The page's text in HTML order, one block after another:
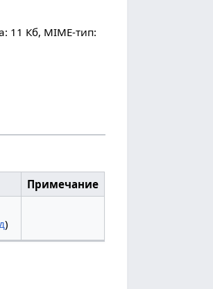
11 Кб, MIME-тип:
Примечание
)